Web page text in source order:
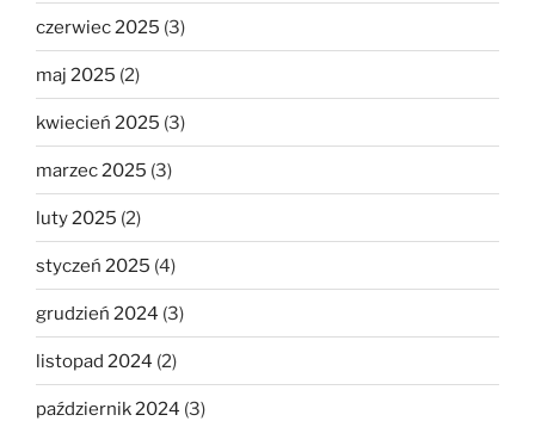
czerwiec 2025 (3)
maj 2025 (2)
kwiecień 2025 (3)
marzec 2025 (3)
luty 2025 (2)
styczeń 2025 (4)
grudzień 2024 (3)
listopad 2024 (2)
październik 2024 (3)